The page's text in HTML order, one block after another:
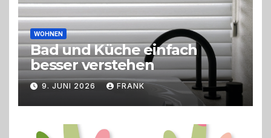
WOHNEN
Bad und Küche einfach
besser verstehen
9. JUNI 2026 FRANK